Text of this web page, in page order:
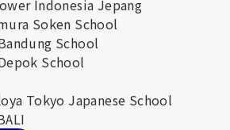
Indonesia Jepang
Soken School
School
School
Tokyo Japanese School